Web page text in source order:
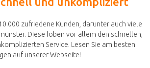
zufriedene Kunden, darunter auch viele
Diese loben vor allem den schnellen,
Service. Lesen Sie am besten
auf unserer Webseite!